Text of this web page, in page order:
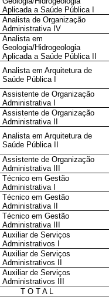
Aplicada a Saúde Pública I
Analista de Organização
Administrativa IV
Analista em
Geologia/Hidrogeologia
Aplicada a Saúde Pública II
Analista em Arquitetura de
Saúde Pública I
Assistente de Organização
Administrativa I
Assistente de Organização
Administrativa II
Analista em Arquitetura de
Saúde Pública II
Assistente de Organização
Administrativa III
Técnico em Gestão
Administrativa I
Técnico em Gestão
Administrativa II
Técnico em Gestão
Administrativa III
Auxiliar de Serviços
Administrativos I
Auxiliar de Serviços
Administrativos II
Auxiliar de Serviços
Administrativos III
T O T A L